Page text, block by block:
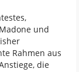
und
Rahmen aus
die